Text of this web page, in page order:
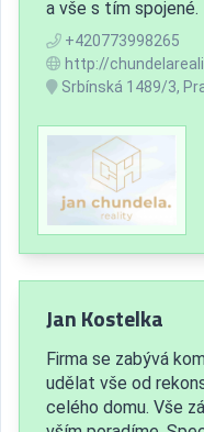
a vše s tím spojené.
+420773998265
http://
Srbínská 1489/3,
Jan Kostelka
Firma se zabývá
udělat vše od
celého domu. Vše